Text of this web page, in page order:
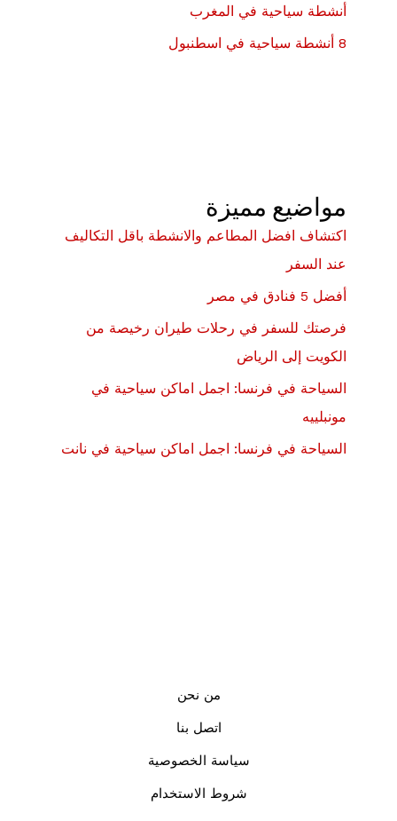
أنشطة سياحية في المغرب
8 أنشطة سياحية في اسطنبول
مواضيع مميزة
اكتشاف افضل المطاعم والانشطة باقل التكاليف
عند السفر
أفضل 5 فنادق في مصر
فرصتك للسفر في رحلات طيران رخيصة من
الكويت إلى الرياض
السياحة في فرنسا: اجمل اماكن سياحية في
مونبلييه
السياحة في فرنسا: اجمل اماكن سياحية في نانت
من نحن
اتصل بنا
سياسة الخصوصية
شروط الاستخدام